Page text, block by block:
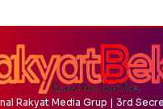
Rakyat Media Grup | 3rd